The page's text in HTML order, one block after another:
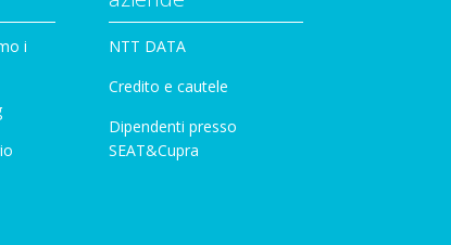
i
NTT DATA
Credito e cautele
Dipendenti presso
SEAT&Cupra